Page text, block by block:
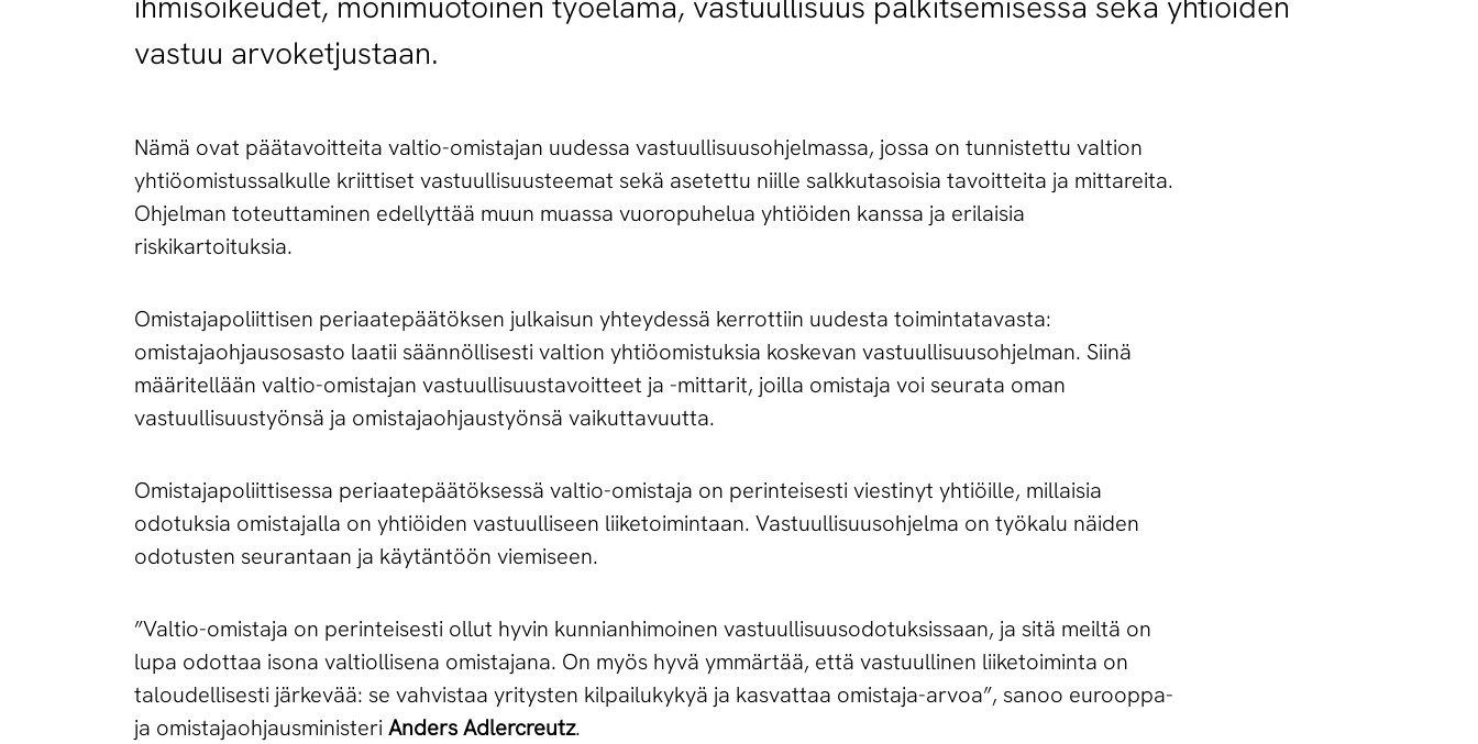
vastuu arvoketjustaan.
Nämä ovat päätavoitteita valtio-omistajan uudessa vastuullisuusohjelmassa, jossa on tunnistettu valtion
yhtiöomistussalkulle kriittiset vastuullisuusteemat sekä asetettu niille salkkutasoisia tavoitteita ja mittareita.
Ohjelman toteuttaminen edellyttää muun muassa vuoropuhelua yhtiöiden kanssa ja erilaisia
riskikartoituksia.
Omistajapoliittisen periaatepäätöksen julkaisun yhteydessä kerrottiin uudesta toimintatavasta:
omistajaohjausosasto laatii säännöllisesti valtion yhtiöomistuksia koskevan vastuullisuusohjelman. Siinä
määritellään valtio-omistajan vastuullisuustavoitteet ja -mittarit, joilla omistaja voi seurata oman
vastuullisuustyönsä ja omistajaohjaustyönsä vaikuttavuutta.
Omistajapoliittisessa periaatepäätöksessä valtio-omistaja on perinteisesti viestinyt yhtiöille, millaisia
odotuksia omistajalla on yhtiöiden vastuulliseen liiketoimintaan. Vastuullisuusohjelma on työkalu näiden
odotusten seurantaan ja käytäntöön viemiseen.
”Valtio-omistaja on perinteisesti ollut hyvin kunnianhimoinen vastuullisuusodotuksissaan, ja sitä meiltä on
lupa odottaa isona valtiollisena omistajana. On myös hyvä ymmärtää, että vastuullinen liiketoiminta on
taloudellisesti järkevää: se vahvistaa yritysten kilpailukykyä ja kasvattaa omistaja-arvoa”, sanoo eurooppa-
ja omistajaohjausministeri Anders Adlercreutz.